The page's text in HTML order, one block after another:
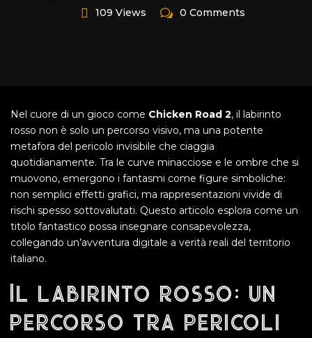
109 Views 0 Comments
Nel cuore di un gioco come Chicken Road 2, il labirinto
rosso non è solo un percorso visivo, ma una potente
metafora del pericolo invisibile che ciaggia
quotidianamente. Tra le curve minacciose e le ombre che si
muovono, emergono i fantasmi come figure simboliche:
non semplici effetti grafici, ma rappresentazioni vivide di
rischi spesso sottovalutati. Questo articolo esplora come un
titolo fantastico possa insegnare consapevolezza,
collegando un’avventura digitale a verità reali del territorio
italiano.
Il labirinto rosso: un
percorso tra pericoli